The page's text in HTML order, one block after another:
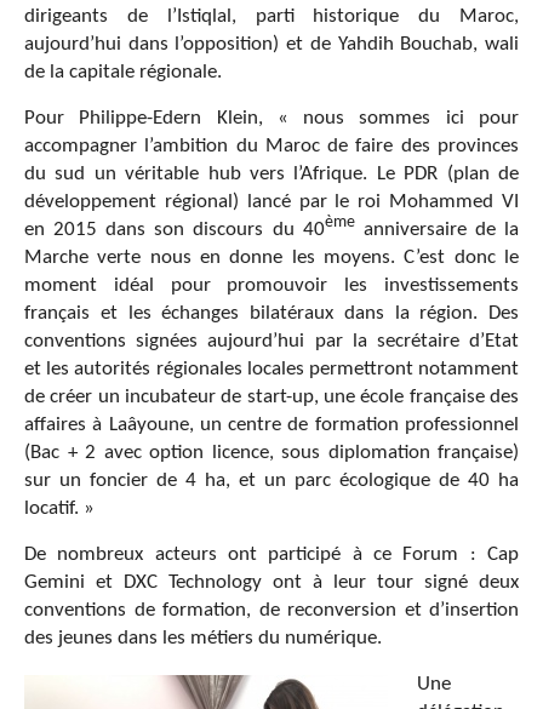
dirigeants de l’Istiqlal, parti historique du Maroc,
aujourd’hui dans l’opposition) et de Yahdih Bouchab, wali
de la capitale régionale.
Pour Philippe-Edern Klein, « nous sommes ici pour
accompagner l’ambition du Maroc de faire des provinces
du sud un véritable hub vers l’Afrique. Le PDR (plan de
développement régional) lancé par le roi Mohammed VI
en 2015 dans son discours du 40èmeanniversaire de la
Marche verte nous en donne les moyens. C’est donc le
moment idéal pour promouvoir les investissements
français et les échanges bilatéraux dans la région. Des
conventions signées aujourd’hui par la secrétaire d’Etat
et les autorités régionales locales permettront notamment
de créer un incubateur de start-up, une école française des
affaires à Laâyoune, un centre de formation professionnel
(Bac + 2 avec option licence, sous diplomation française)
sur un foncier de 4 ha, et un parc écologique de 40 ha
locatif. »
De nombreux acteurs ont participé à ce Forum : Cap
Gemini et DXC Technology ont à leur tour signé deux
conventions de formation, de reconversion et d’insertion
des jeunes dans les métiers du numérique.
Une